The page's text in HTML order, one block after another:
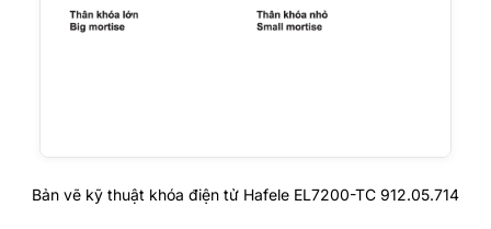
Bản vẽ kỹ thuật khóa điện tử Hafele EL7200-TC 912.05.714